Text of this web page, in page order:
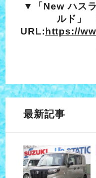
▼「New ハス
ルド」
URL: https://
最新記事